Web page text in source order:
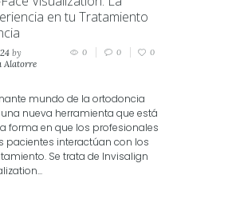
en tu Tratamiento
by
Alatorre
0 0 0
mundo de la ortodoncia
nueva herramienta que está
forma en que los profesionales
pacientes interactúan con los
Se trata de lnvisalign